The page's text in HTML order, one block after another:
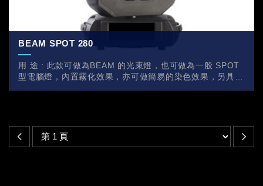
BEAM SPOT 280
用 途 : 此款可做為BEAM 的光束燈，也可做為一般 SPOT
型電腦燈，內置霧化效果，亦可做簡易的染色效果，另具備